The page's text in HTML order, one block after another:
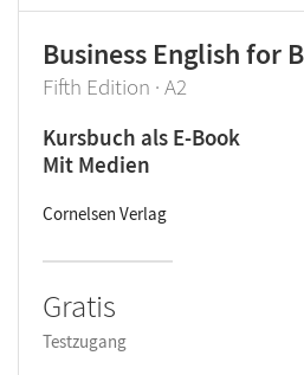
Business English for
Fifth Edition · A2
Kursbuch als E-Book
Mit Medien
Cornelsen Verlag
Gratis
Testzugang